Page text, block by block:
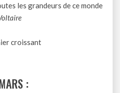
les grandeurs de ce monde
croissant
: